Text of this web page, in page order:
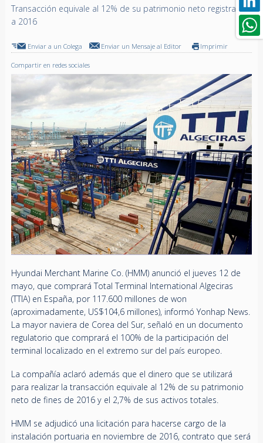
Transacción equivale al 12% de su patrimonio neto registrado
a 2016
Enviar a un Colega Enviar un Mensaje al Editor Imprimir
Compartir en redes sociales
Hyundai Merchant Marine Co. (HMM) anunció el jueves 12 de
mayo, que comprará Total Terminal International Algeciras
(TTIA) en España, por 117.600 millones de won
(aproximadamente, US$104,6 millones), informó Yonhap News.
La mayor naviera de Corea del Sur, señaló en un documento
regulatorio que comprará el 100% de la participación del
terminal localizado en el extremo sur del país europeo.
La compañía aclaró además que el dinero que se utilizará
para realizar la transacción equivale al 12% de su patrimonio
neto de fines de 2016 y el 2,7% de sus activos totales.
HMM se adjudicó una licitación para hacerse cargo de la
instalación portuaria en noviembre de 2016, contrato que será